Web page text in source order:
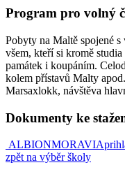
Program pro volný
Pobyty na Maltě spojené
všem, kteří si kromě
památek i koupáním.
kolem přístavů Malty
Marsaxlokk, návštěva
Dokumenty ke
zpět na výběr školy